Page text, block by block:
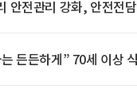
안전관리 강화, 안전전
든든하게” 70세 이상